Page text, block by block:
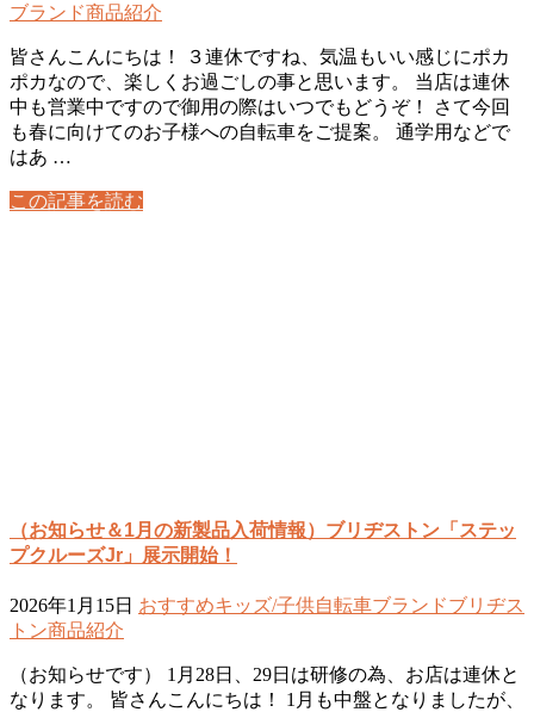
ブランド商品紹介
皆さんこんにちは！ ３連休ですね、気温もいい感じにポカ
ポカなので、楽しくお過ごしの事と思います。 当店は連休
中も営業中ですので御用の際はいつでもどうぞ！ さて今回
も春に向けてのお子様への自転車をご提案。 通学用などで
はあ …
この記事を読む
（お知らせ＆1月の新製品入荷情報）ブリヂストン「ステッ
プクルーズJr」展示開始！
2026年1月15日 おすすめキッズ/子供自転車ブランドブリヂス
トン商品紹介
（お知らせです） 1月28日、29日は研修の為、お店は連休と
なります。 皆さんこんにちは！ 1月も中盤となりましたが、